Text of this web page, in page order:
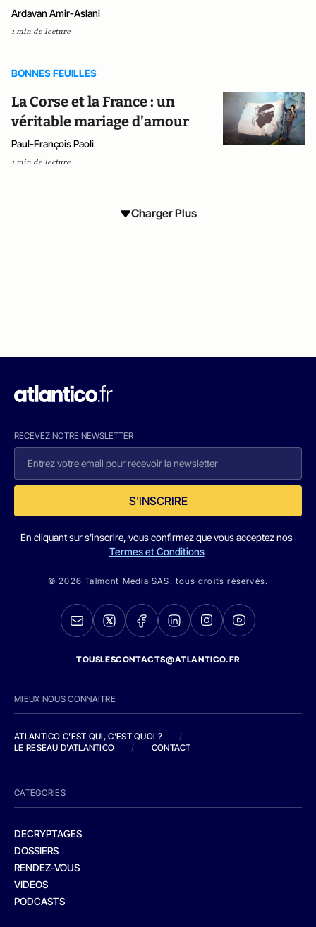
Ardavan Amir-Aslani
1 min de lecture
BONNES FEUILLES
La Corse et la France : un
véritable mariage d’amour
Paul-François Paoli
1 min de lecture
Charger Plus
RECEVEZ NOTRE NEWSLETTER
S'INSCRIRE
En cliquant sur s'inscrire, vous confirmez que vous acceptez nos
Termes et Conditions
© 2026 Talmont Media SAS. tous droits réservés.
TOUSLESCONTACTS@ATLANTICO.FR
MIEUX NOUS CONNAITRE
ATLANTICO C'EST QUI, C'EST QUOI ?
/
LE RESEAU D'ATLANTICO
/ CONTACT
CATEGORIES
DECRYPTAGES
DOSSIERS
RENDEZ-VOUS
VIDEOS
PODCASTS